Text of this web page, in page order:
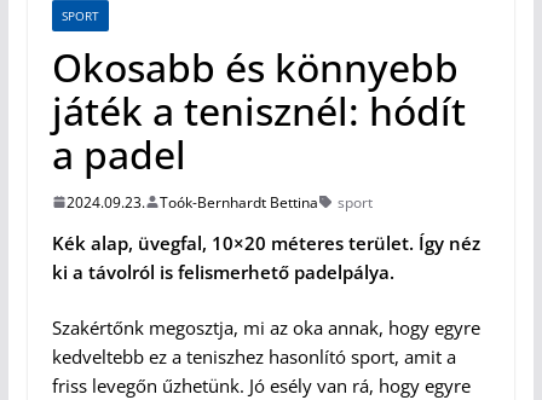
SPORT
Okosabb és könnyebb
játék a tenisznél: hódít
a padel
2024.09.23. Toók-Bernhardt Bettina sport
Kék alap, üvegfal, 10×20 méteres terület. Így néz
ki a távolról is felismerhető padelpálya.
Szakértőnk megosztja, mi az oka annak, hogy egyre
kedveltebb ez a teniszhez hasonlító sport, amit a
friss levegőn űzhetünk. Jó esély van rá, hogy egyre